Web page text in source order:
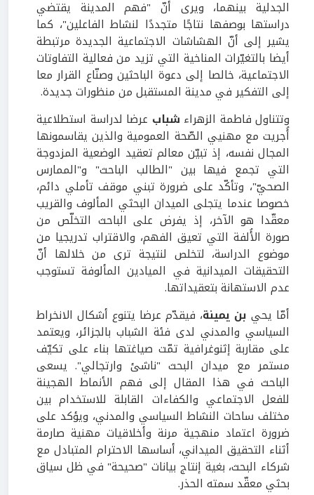
الجدلية بينهما، ويرى أنّ "فهم المدينة يقتضي
دراستها بوصفها نتاجًا متجددًا لنشاط الفاعلين"، كما
يشير إلى أنّ الهشاشات الاجتماعية الجديدة مرتبطة
أيضا بالتغيّرات المناخية التي تزيد من فعالية التفاوتات
الاجتماعية، خالصا إلى دعوة الباحثين وصنّاع القرار معا
إلى التفكير في مدينة المستقبل من منظورات جديدة.
وتتناول فاطمة الزهراء شباب عرضا لدراسة استطلاعية
أُجريت مع مهنيي الصّحة العمومية والذين يقاسمونها
المجال نفسه، إذ تبيّن معالم تعقيد الوضعية المزدوجة
التي تجمع فيها بين "الطالب الباحث" و"الممارس
الصحيّ"، وتأكّد على ضرورة تبني موقف تأملي دائم،
خصوصا عندما يتجلى الميدان البحثي المألوف والقريب
معقّدا هو الآخر، إذ يفرض على الباحث التخلّص من
صورة الأُلفة التي تعيق الفهم، والاقتراب تدريجيا من
موضوع الدراسة، لتخلص لنتيجة ترى من خلالها أنّ
التحقيقات الميدانية في الميادين المألوفة تستوجب
عدم الاستهانة بتعقيداتها.
أمّا يحي بن يمينة، فيقدّم عرضا يتنوع أشكال الانخراط
السياسي والمدني لدى فئة الشباب بالجزائر، ويعتمد
على مقاربة إثنوغرافية تمّت صياغتها بناء على تكيّف
مستمر مع ميدان البحث "ناشئ وارتجالي". يسعى
الباحث في هذا المقال إلى فهم الأنماط الهجينة
للفعل الاجتماعي والكفاءات القابلة للاستخدام بين
مختلف ساحات النشاط السياسي والمدني، ويؤكد على
ضرورة اعتماد منهجية مرنة وأخلاقيات مهنية صارمة
أثناء التحقيق الميداني، أساسها الاحترام المتبادل مع
شركاء البحث، بغية إنتاج بيانات "صحيحة" في ظل سياق
بحثي معقّد سمته الحذر.